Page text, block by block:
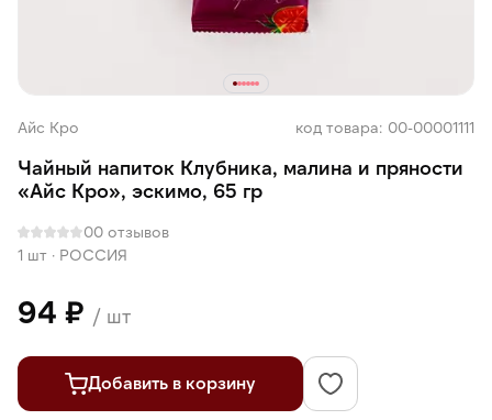
Айс Кро код товара: 00-00001111
Чайный напиток Клубника, малина и пряности
«Айс Кро», эскимо, 65 гр
00 отзывов
1 шт · РОССИЯ
94 ₽ / шт
Добавить в корзину